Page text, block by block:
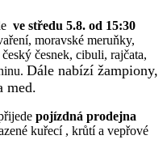
ve středu 5.8. od 15:30
moravské meruňky,
česnek, cibuli, rajčata,
Dále nabízí žampiony,
med.
pojízdná prodejna
kuřecí , krůtí a vepřové